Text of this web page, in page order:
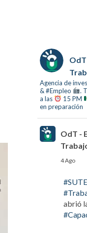
Agencia de
& #Empleo
.
a las
15 PM
en preparación
OdT -
4 Ago
abrió